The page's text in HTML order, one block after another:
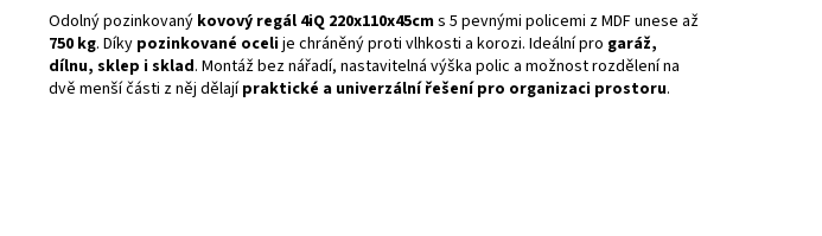
Odolný pozinkovaný kovový regál 4iQ 220x110x45cms 5 pevnými policemi z MDF unese až
750 kg. Díky pozinkované ocelije chráněný proti vlhkosti a korozi. Ideální pro garáž,
dílnu, sklep i sklad. Montáž bez nářadí, nastavitelná výška polic a možnost rozdělení na
dvě menší části z něj dělajípraktické a univerzální řešení pro organizaci prostoru.